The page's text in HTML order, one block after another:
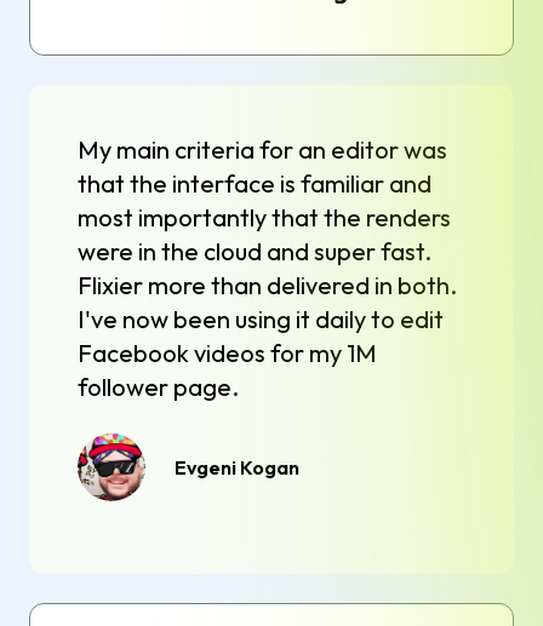
My main criteria for an editor was
that the interface is familiar and
most importantly that the renders
were in the cloud and super fast.
Flixier more than delivered in both.
I've now been using it daily to edit
Facebook videos for my 1M
follower page.
Evgeni Kogan